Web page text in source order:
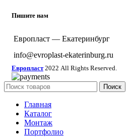
Пишите нам
Европласт — Екатеринбург
info@evroplast-ekaterinburg.ru
Европласт 2022 All Rights Reserved.
Поиск
Главная
Каталог
Монтаж
Портфолио